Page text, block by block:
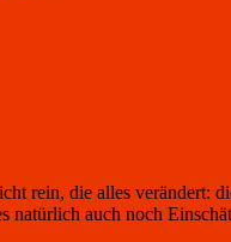
rein, die alles verändert:
natürlich auch noch